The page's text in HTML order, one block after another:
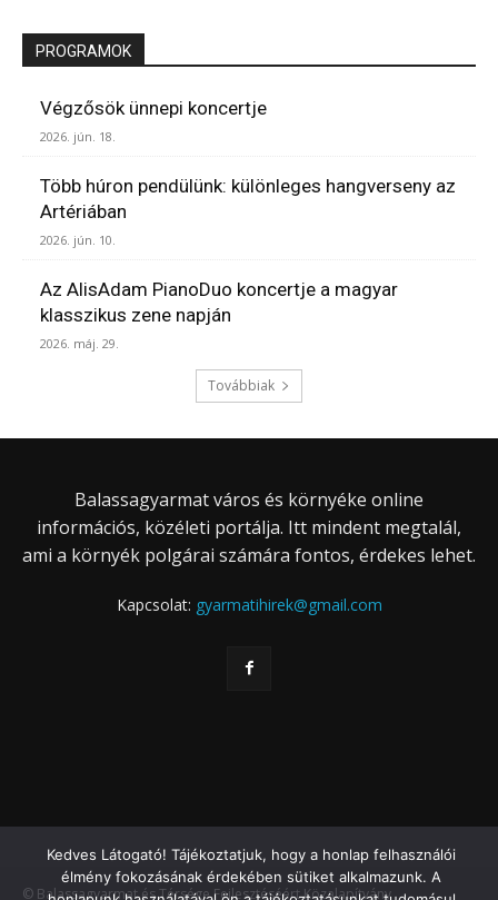
PROGRAMOK
Végzősök ünnepi koncertje
2026. jún. 18.
Több húron pendülünk: különleges hangverseny az
Artériában
2026. jún. 10.
Az AlisAdam PianoDuo koncertje a magyar
klasszikus zene napján
2026. máj. 29.
Továbbiak
Balassagyarmat város és környéke online
információs, közéleti portálja. Itt mindent megtalál,
ami a környék polgárai számára fontos, érdekes lehet.
Kapcsolat: gyarmatihirek@gmail.com
© Balassagyarmat és Térsége Fejlesztéséért Közalapítvány
Kedves Látogató! Tájékoztatjuk, hogy a honlap felhasználói
élmény fokozásának érdekében sütiket alkalmazunk. A